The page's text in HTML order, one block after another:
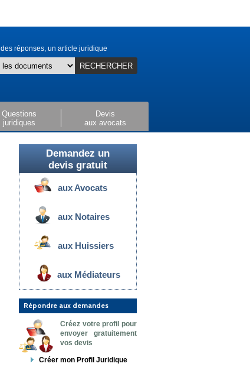
réponses, un article juridique
RECHERCHER
Questions
juridiques
Devis
aux avocats
Demandez un
devis gratuit
aux Avocats
aux Notaires
aux Huissiers
aux Médiateurs
Répondre aux demandes
Créez votre profil pour
envoyer gratuitement
vos devis
Créer mon Profil Juridique